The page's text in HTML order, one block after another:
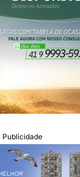
Publicidade